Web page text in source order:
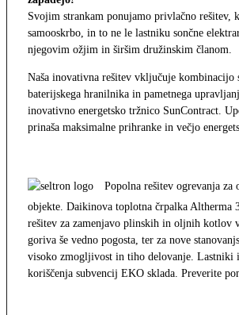
Svojim strankam ponujamo privlačno rešitev,
samooskrbo, in to ne le lastniku sončne
njegovim ožjim in širšim družinskim članom.
Naša inovativna rešitev vključuje kombinacijo
baterijskega hranilnika in pametnega
inovativno energetsko tržnico SunContract.
prinaša maksimalne prihranke in večjo
Popolna rešitev ogrevanja za
objekte. Daikinova toplotna črpalka Altherma
rešitev za zamenjavo plinskih in oljnih kotlov
goriva še vedno pogosta, ter za nove
visoko zmogljivost in tiho delovanje. Lastniki
koriščenja subvencij EKO sklada. Preverite